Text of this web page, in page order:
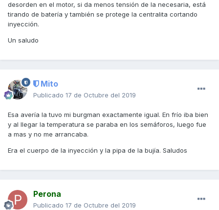
desorden en el motor, si da menos tensión de la necesaria, está
tirando de batería y también se protege la centralita cortando
inyección.
Un saludo
Mito
Publicado 17 de Octubre del 2019
Esa avería la tuvo mi burgman exactamente igual. En frío iba bien
y al llegar la temperatura se paraba en los semáforos, luego fue
a mas y no me arrancaba.
Era el cuerpo de la inyección y la pipa de la bujía. Saludos
Perona
Publicado 17 de Octubre del 2019